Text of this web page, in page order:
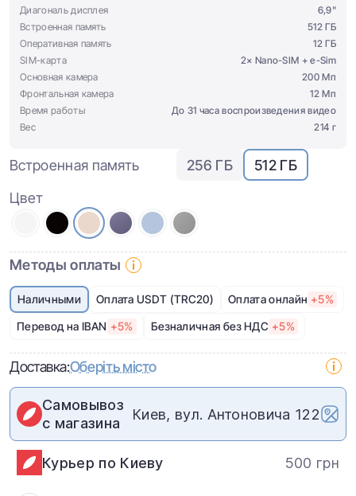
Диагональ дисплея
6,9"
Встроенная память
512 ГБ
Оперативная память
12 ГБ
SIM-карта
2× Nano-SIM + e-Sim
Основная камера
200 Мп
Фронтальная камера
12 Мп
Время работы
До 31 часа воспроизведения видео
Вес
214 г
Встроенная память 256 ГБ
512 ГБ
Цвет
Методы оплаты
Наличными Оплата USDT (TRC20) Оплата онлайн +5%
Перевод на IBAN +5% Безналичная без НДС +5%
Доставка:Оберіть місто
Самовывоз
с магазина
Киев, вул. Антоновича 122
Курьер по Киеву 500 грн